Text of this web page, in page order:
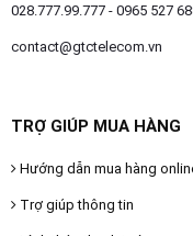
028.777.99.777 - 0965 527
contact@gtctelecom.vn
TRỢ GIÚP MUA HÀNG
Hướng dẫn mua hàng
Trợ giúp thông tin